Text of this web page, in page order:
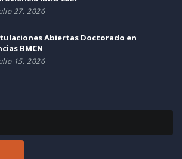
27, 2026
Abiertas Doctorado en
BMCN
15, 2026